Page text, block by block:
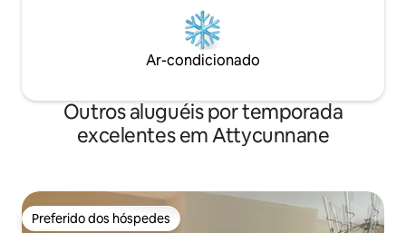
Ar-condicionado
Outros aluguéis por temporada
excelentes em Attycunnane
Preferido dos hóspedes
Preferido dos hóspedes